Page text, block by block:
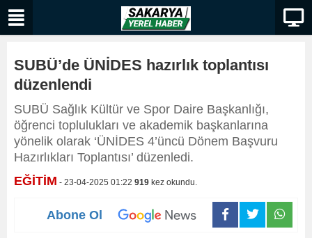
SUBÜ’de ÜNİDES hazırlık toplantısı
düzenlendi
SUBÜ Sağlık Kültür ve Spor Daire Başkanlığı,
öğrenci toplulukları ve akademik başkanlarına
yönelik olarak ‘ÜNİDES 4’üncü Dönem Başvuru
Hazırlıkları Toplantısı’ düzenledi.
EĞİTİM - 23-04-2025 01:22 919 kez okundu.
Abone Ol